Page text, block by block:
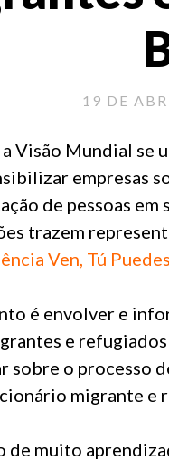
19 DE
Visão Mundial se
empresas
de pessoas
trazem
Ven, Tú
é envolver e
e
sobre o processo
migrante e
de muito